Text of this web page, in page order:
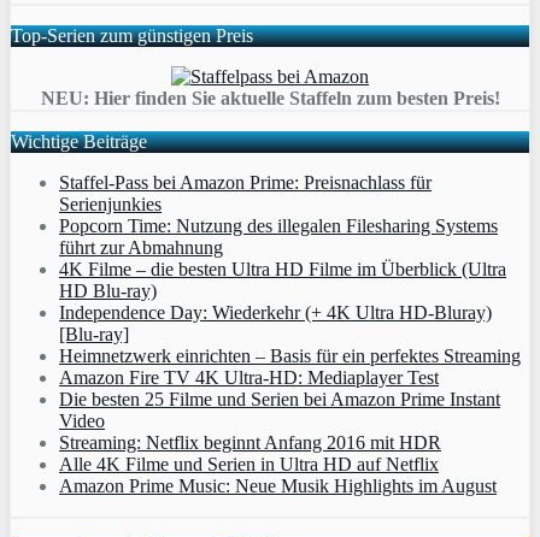
Top-Serien zum günstigen Preis
NEU: Hier finden Sie aktuelle Staffeln zum besten Preis!
Wichtige Beiträge
Staffel-Pass bei Amazon Prime: Preisnachlass für
Serienjunkies
Popcorn Time: Nutzung des illegalen Filesharing Systems
führt zur Abmahnung
4K Filme – die besten Ultra HD Filme im Überblick (Ultra
HD Blu-ray)
Independence Day: Wiederkehr (+ 4K Ultra HD-Bluray)
[Blu-ray]
Heimnetzwerk einrichten – Basis für ein perfektes Streaming
Amazon Fire TV 4K Ultra-HD: Mediaplayer Test
Die besten 25 Filme und Serien bei Amazon Prime Instant
Video
Streaming: Netflix beginnt Anfang 2016 mit HDR
Alle 4K Filme und Serien in Ultra HD auf Netflix
Amazon Prime Music: Neue Musik Highlights im August